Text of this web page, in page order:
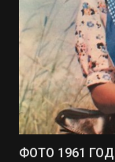
ФОТО 1961 ГОД